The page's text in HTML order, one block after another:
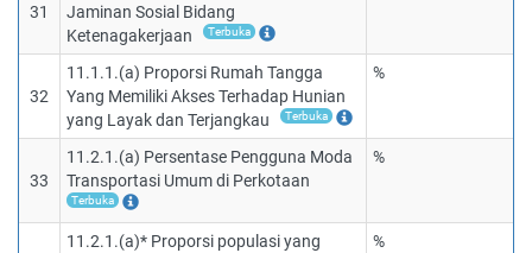
31
Jaminan Sosial Bidang
Ketenagakerjaan
Terbuka
32
11.1.1.(a) Proporsi Rumah Tangga
Yang Memiliki Akses Terhadap Hunian
yang Layak dan Terjangkau
Terbuka
%
33
11.2.1.(a) Persentase Pengguna Moda
Transportasi Umum di Perkotaan
Terbuka
%
11.2.1.(a)* Proporsi populasi yang
%